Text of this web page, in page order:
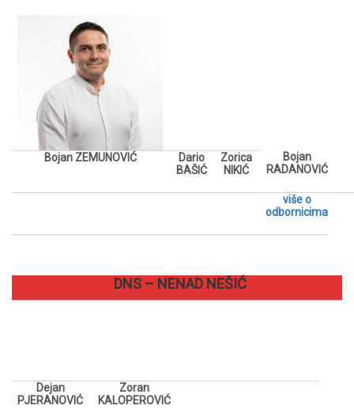
Bojan ZEMUNOVIĆ
Dario
BAŠIĆ
Zorica
NIKIĆ
Bojan
RADANOVIĆ
više o
odbornicima
DNS – NENAD NEŠIĆ
Dejan
PJERANOVIĆ
Zoran
KALOPEROVIĆ